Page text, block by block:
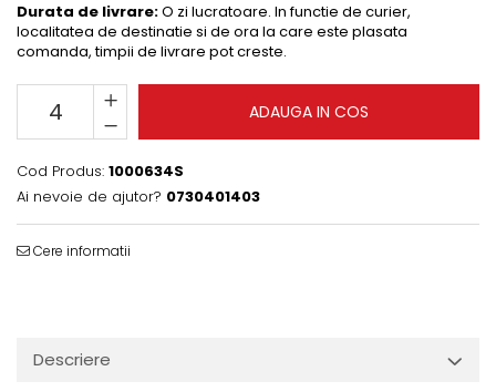
Durata de livrare:O zi lucratoare. In functie de curier,
localitatea de destinatie si de ora la care este plasata
comanda, timpii de livrare pot creste.
ADAUGA IN COS
Cod Produs: 1000634S
Ai nevoie de ajutor? 0730401403
Cere informatii
Descriere